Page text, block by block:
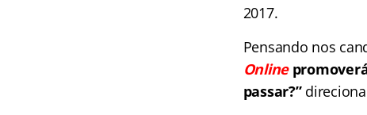
2017.
Pensando nos
Onlinepromoverá
passar?”